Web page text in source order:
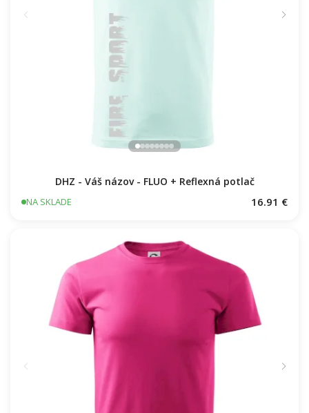
DHZ - Váš názov - FLUO + Reflexná potlač
NA SKLADE 16.91 €